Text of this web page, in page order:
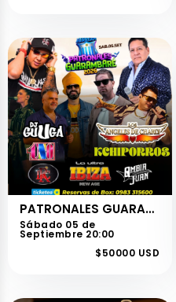
PATRONALES GUARAMBARE 2026 - HERRERA
Sábado 05 de
Septiembre 20:00
$50000 USD